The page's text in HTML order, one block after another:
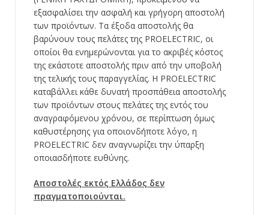
εξασφαλίσει την ασφαλή και γρήγορη αποστολή
των προϊόντων. Τα έξοδα αποστολής θα
βαρύνουν τους πελάτες της PROELECTRIC, οι
οποίοι θα ενημερώνονται για το ακριβές κόστος
της εκάστοτε αποστολής πριν από την υποβολή
της τελικής τους παραγγελίας. Η PROELECTRIC
καταβάλλει κάθε δυνατή προσπάθεια αποστολής
των προϊόντων στους πελάτες της εντός του
αναγραφόμενου χρόνου, σε περίπτωση όμως
καθυστέρησης για οποιονδήποτε λόγο, η
PROELECTRIC δεν αναγνωρίζει την ύπαρξη
οποιασδήποτε ευθύνης.
Αποστολές εκτός Ελλάδος δεν
πραγματοποιούνται.